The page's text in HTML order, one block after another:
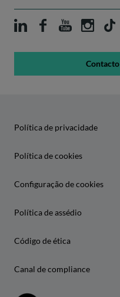
Contacto
Política de privacidade
Política de cookies
Configuração de cookies
Política de assédio
Código de ética
Canal de compliance